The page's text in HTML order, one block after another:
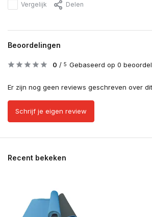
Vergelijk Delen
Beoordelingen
0 / 5 Gebaseerd op 0
Er zijn nog geen reviews geschreven over
Schrijf je eigen review
Recent bekeken